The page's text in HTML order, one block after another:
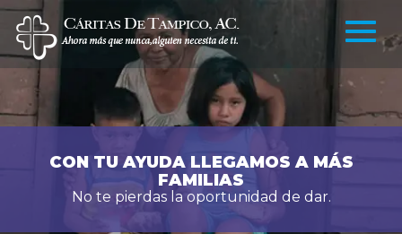
CON TU AYUDA LLEGAMOS A MÁS
FAMILIAS
No te pierdas la oportunidad de dar.